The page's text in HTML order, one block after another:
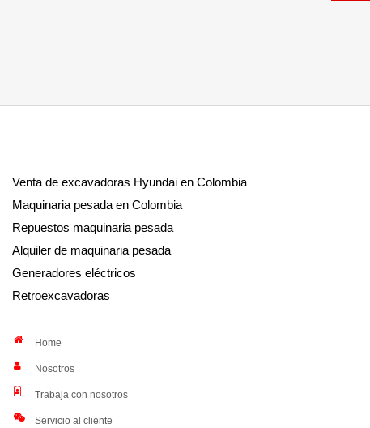
Venta de excavadoras Hyundai en Colombia
Maquinaria pesada en Colombia
Repuestos maquinaria pesada
Alquiler de maquinaria pesada
Generadores eléctricos
Retroexcavadoras
Home
Nosotros
Trabaja con nosotros
Servicio al cliente